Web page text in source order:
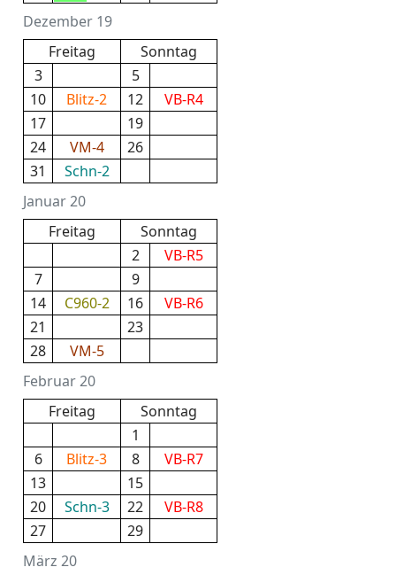
Dezember 19
Januar 20
Freitag
Sonntag
3
5
10
Blitz-2 12
VB-R4
17
19
24
VM-4
26
31
Schn-2
Februar 20
Freitag
Sonntag
2
VB-R5
7
9
14
C960-2 16
VB-R6
21
23
28
VM-5
März 20
Freitag
Sonntag
1
6
Blitz-3 8
VB-R7
13
15
20
Schn-3 22
VB-R8
27
29